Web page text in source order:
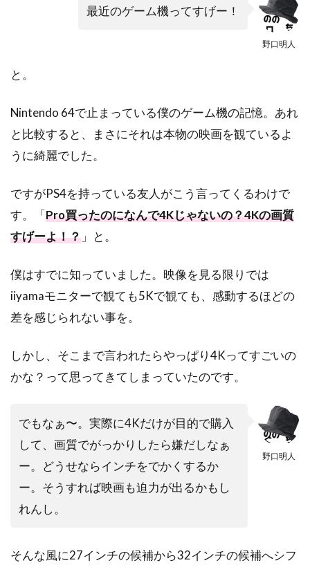
野口明人
最近のゲーム機ってすげー！
と。
Nintendo 64で止まっている僕のゲーム機の記憶。あれ
と比較すると、まさにそれは本物の映画を観ているよ
うに綺麗でした。
ですがPS4を持っている友人がこう言ってくるわけで
す。「Pro買ったのになんで4Kじゃないの？4Kの画質
すげーよ！？ 」と。
僕はすでに知っていました。映像を見る限りでは
iiyamaモニターで観ても5Kで観ても、感動するほどの
差を感じられない事を。
しかし、そこまで言われたらやっぱり4Kってすごいの
かな？って思ってきてしまっていたのです。
野口明人
でもなぁ〜。実際に4Kだけが目的で購入
して、画質でがっかりしたら嫌だしなぁ
ー。どうせならインチをでかくするか
ー。そうすれば映画も迫力が出るかもし
れんし。
そんな風に27インチの候補から32インチの候補へシフ